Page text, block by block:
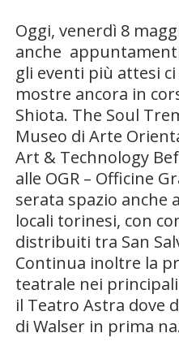
Oggi, venerdì 8
anche
gli eventi più attesi
mostre ancora in
Shiota. The Soul
Museo di Arte
Art & Technology
alle OGR – Officine
serata spazio anche
locali torinesi, con
distribuiti tra San
Continua inoltre la
teatrale nei
il Teatro Astra dove
di Walser in prima